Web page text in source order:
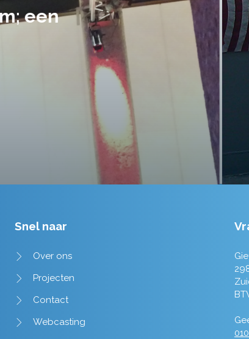
gegeven en dat is een
tot in de puntjes verzorgd.
Tim de Lange
Snel naar
Over ons
Projecten
Contact
Webcasting